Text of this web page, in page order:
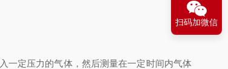
定压力的气体，然后测量在一定时间内气体
扫码加微信